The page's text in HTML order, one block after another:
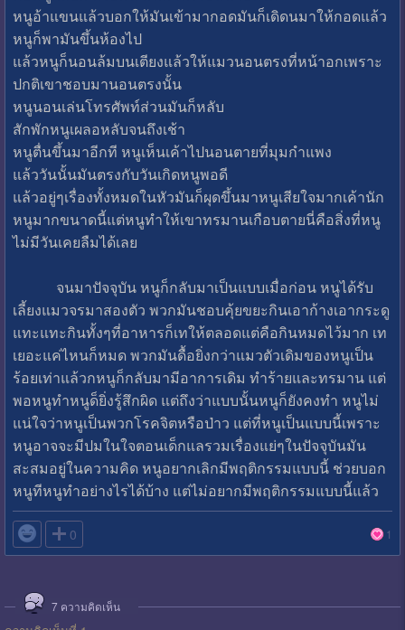
หนูอ้าแขนแล้วบอกให้มันเข้ามากอดมันก็เดิดนมาให้กอดแล้ว
หนูก็พามันขึ้นห้องไป
แล้วหนูก็นอนล้มบนเตียงแล้วให้แมวนอนตรงที่หน้าอกเพราะ
ปกติเขาชอบมานอนตรงนั้น
หนูนอนเล่นโทรศัพท์ส่วนมันก็หลับ
สักพักหนูเผลอหลับจนถึงเช้า
หนูตื่นขึ้นมาอีกที หนูเห็นเค้าไปนอนตายที่มุมกำแพง
แล้ววันนั้นมันตรงกับวันเกิดหนูพอดี
แล้วอยู่ๆเรื่องทั้งหมดในหัวมันก็ผุดขึ้นมาหนูเสียใจมากเค้านัก
หนูมากขนาดนี้แต่หนูทำให้เขาทรมานเกือบตายนี่คือสิ่งที่หนู
ไม่มีวันเคยลืมได้เลย
จนมาปัจจุบัน หนูก็กลับมาเป็นแบบเมื่อก่อน หนูได้รับ
เลี้ยงแมวจรมาสองตัว พวกมันชอบคุ้ยขยะกินเอาก้างเอากระดู
แทะแทะกินทั้งๆที่อาหารก็เทให้ตลอดแต่คือกินหมดไว้มาก เท
เยอะแค่ไหนก็หมด พวกมันดื้อยิ่งกว่าแมวตัวเดิมของหนูเป็น
ร้อยเท่าแล้วกหนูก็กลับมามีอาการเดิม ทำร้ายและทรมาน แต่
พอหนูทำหนูด็ยิ่งรู้สึกผิด แต่ถึงว่าแบบนั้นหนูก็ยังคงทำ หนูไม่
แน่ใจว่าหนูเป็นพวกโรคจิตหรือป่าว แต่ที่หนูเป็นแบบนี้เพราะ
หนูอาจจะมีปมในใจตอนเด็กแลรวมเรื่องแย่ๆในปัจจุบันมัน
สะสมอยู่ในความคิด หนูอยากเลิกมีพฤติกรรมแบบนี้ ช่วยบอก
หนูทีหนูทำอย่างไรได้บ้าง แต่ไม่อยากมีพฤติกรรมแบบนี้แล้ว
 0 1
7 ความคิดเห็น